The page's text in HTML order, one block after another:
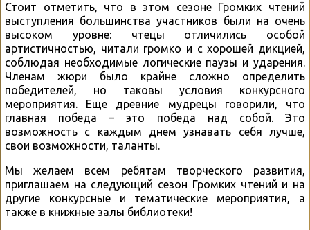
Стоит отметить, что в этом сезоне Громких чтений
выступления большинства участников были на очень
высоком уровне: чтецы отличились особой
артистичностью, читали громко и с хорошей дикцией,
соблюдая необходимые логические паузы и ударения.
Членам жюри было крайне сложно определить
победителей, но таковы условия конкурсного
мероприятия. Еще древние мудрецы говорили, что
главная победа – это победа над собой. Это
возможность с каждым днем узнавать себя лучше,
свои возможности, таланты.
Мы желаем всем ребятам творческого развития,
приглашаем на следующий сезон Громких чтений и на
другие конкурсные и тематические мероприятия, а
также в книжные залы библиотеки!